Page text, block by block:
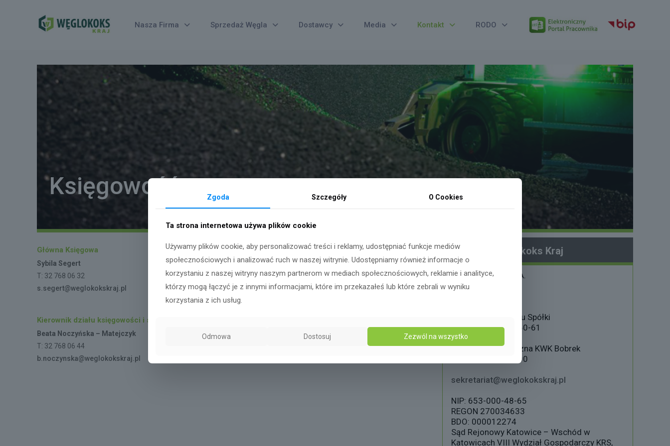
Nasza Firma Sprzedaż Węgla Dostawcy Media Kontakt RODO
Księgowość
Główna Księgowa
Sybila Segert
T: 32 768 06 32
s.segert@weglokokskraj.pl
Kierownik działu księgowości i sprawozdawczości
Beata Noczyńska – Matejczyk
T: 32 768 06 44
b.noczynska@weglokokskraj.pl
Siedziba Węglokoks Kraj
Węglokoks Kraj S.A.
ul. Konstytucji 76,
Sekretariat Zarządu Spółki
T: +48 32 416 21 60-61
Centrala Telefoniczna KWK Bobrek
T: +48 32 718 10 00
sekretariat@weglokokskraj.pl
NIP: 653-000-48-65
REGON 270034633
BDO: 000012274
Sąd Rejonowy Katowice – Wschód w
Katowicach VIII Wydział Gospodarczy KRS,
Zgoda Szczegóły O Cookies
Ta strona internetowa używa plików cookie
Używamy plików cookie, aby personalizować treści i reklamy, udostępniać funkcje mediów
społecznościowych i analizować ruch w naszej witrynie. Udostępniamy również informacje o
korzystaniu z naszej witryny naszym partnerom w mediach społecznościowych, reklamie i analityce,
którzy mogą łączyć je z innymi informacjami, które im przekazałeś lub które zebrali w wyniku
korzystania z ich usług.
Odmowa Dostosuj Zezwól na wszystko